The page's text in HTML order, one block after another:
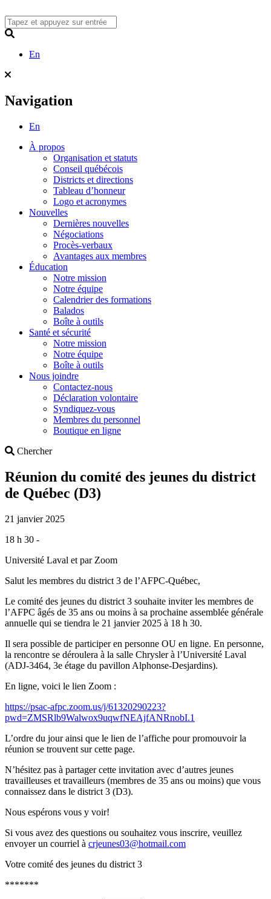
to
content
En
Navigation
En
À propos
Organisation et statuts
Conseil québécois
Districts et directions
Tableau d’honneur
Logo et acronymes
Nouvelles
Dernières nouvelles
Négociations
Procès-verbaux
Avantages aux membres
Éducation
Notre mission
Notre équipe
Calendrier des formations
Balados
Boîte à outils
Santé et sécurité
Notre mission
Notre équipe
Boîte à outils
Nous joindre
Contactez-nous
Déclaration volontaire
Syndiquez-vous
Membres du personnel
Boutique en ligne
ChercherSearch
Réunion du comité des jeunes du district
de Québec (D3)
21 janvier 2025
18 h 30 -
Université Laval et par Zoom
Salut les membres du district 3 de l’AFPC-Québec,
Le comité des jeunes du district 3 souhaite inviter les membres de
l’AFPC âgés de 35 ans ou moins à sa prochaine assemblée générale
annuelle qui se tiendra le 21 janvier 2025 à 18 h 30.
Il sera possible de participer en personne OU en ligne. En personne,
la rencontre se déroulera à la salle Chrysler à l’Université Laval
(ADJ-3464, 3e étage du pavillon Alphonse-Desjardins).
En ligne, voici le lien Zoom :
https://psac-afpc.zoom.us/j/61320290223?
pwd=ZMSRlb9Walwox9uqwfNEAjfANRnobI.1
L’ordre du jour ainsi que le lien de l’affiche pour promouvoir la
réunion se trouvent sur cette page.
N’hésitez pas à partager cette invitation avec d’autres jeunes
travailleuses et travailleurs (membres de 35 ans ou moins) que vous
connaissez dans le district 3 (D3).
Nous espérons vous y voir!
Si vous avez des questions ou souhaitez vous inscrire, veuillez
envoyer un courriel à crjeunes03@hotmail.com
Votre comité des jeunes du district 3
*******